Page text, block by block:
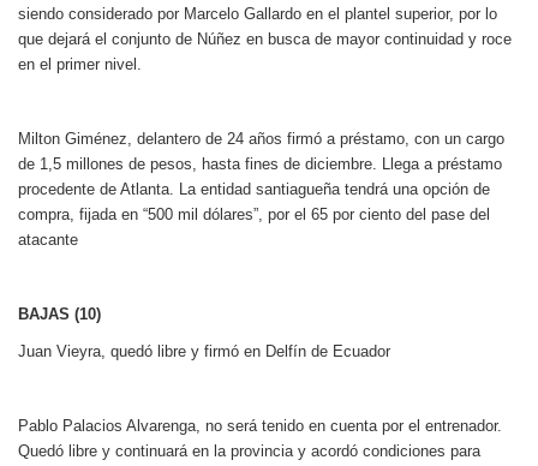
siendo considerado por Marcelo Gallardo en el plantel superior, por lo
que dejará el conjunto de Núñez en busca de mayor continuidad y roce
en el primer nivel.
Milton Giménez, delantero de 24 años firmó a préstamo, con un cargo
de 1,5 millones de pesos, hasta fines de diciembre. Llega a préstamo
procedente de Atlanta. La entidad santiagueña tendrá una opción de
compra, fijada en “500 mil dólares”, por el 65 por ciento del pase del
atacante
BAJAS (10)
Juan Vieyra, quedó libre y firmó en Delfín de Ecuador
Pablo Palacios Alvarenga, no será tenido en cuenta por el entrenador.
Quedó libre y continuará en la provincia y acordó condiciones para